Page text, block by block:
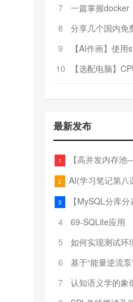
7
一篇掌握docker
8
分享几个国内免费的ChatGPT
9
【AI作画】使用stable-
10
【选配电脑】CPU核
最新发布
1 【高并发内存池——项目
2 AI(学习笔记第八课) 使用
3
【MySQL分库分表：海量
4
69-SQLite应用
5
如何实现测试环境隔离&临
6
基于“能量逆流泵“架构的220V
7
认知语义学的象似性原理对人工智能自